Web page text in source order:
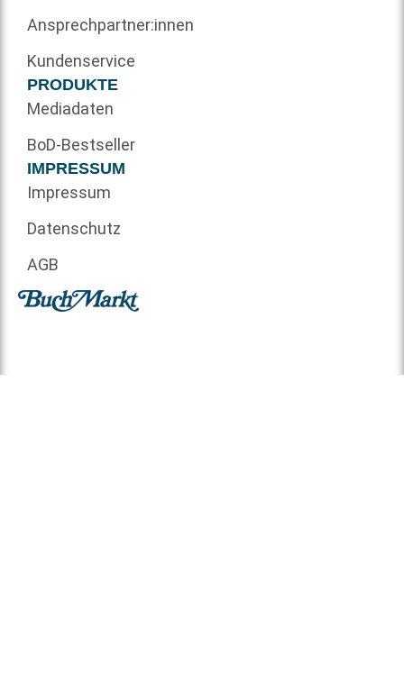
Ansprechpartner:innen
Kundenservice
PRODUKTE
Mediadaten
BoD-Bestseller
IMPRESSUM
Impressum
Datenschutz
AGB